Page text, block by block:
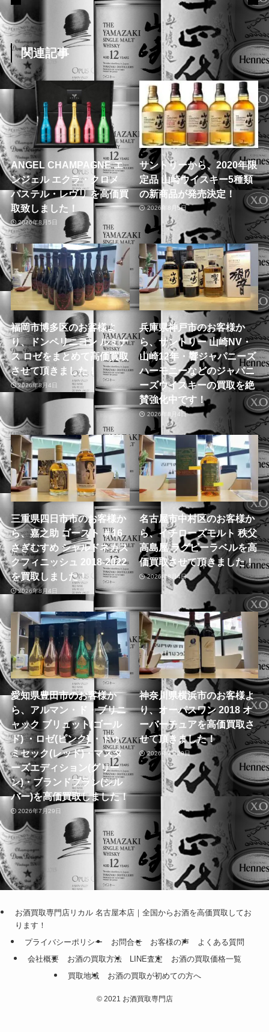
関連記事
ANGEL CHAMPAGNE エ
ンジェル エクラ・クロメ
パステル・レヴリ を高価買
取致しました！
2026年8月5日
サントリーから、2020年限
定品 山崎ウイスキー5種類
の新商品が発売決定！
2026年8月5日
福岡市博多区のお客様よ
り、ドンペリニヨン ルミナ
ス ロゼをまとめて高価買取
させて頂きました！
2026年8月4日
兵庫県神戸市のお客様か
ら、サントリー 山崎NV・
山崎12年・響ジャパニーズ
ハーモニーなどのジャパニ
ーズウイスキーの買取を絶
賛強化中です！
2026年8月4日
三重県四日市市のお客様か
ら、嘉之助 ゴースト ＃16
さぎむすめ シャルドネカス
クフィニッシュ 2018-2022
を買取しました！
2026年8月4日
名古屋市中村区のお客様か
ら、イチローズモルト 秩父
高島屋 ラグビーラベルを高
価買取させて頂きました！
2026年8月4日
愛知県豊田市のお客様か
ら、アルマン・ド・ブリニ
ャック ブリュット(ゴール
ド) ・ロゼ(ピンク) ・ドゥ
ミセック(レッド)・マスタ
ーズエディション(グリー
ン)・ブランドブラン(シル
バー)を高価買取しました！
2026年7月29日
神奈川県横浜市のお客様よ
り、オーパスワン 2018 オ
ーバーチュアを高価買取さ
せて頂きました！
2026年7月29日
お酒買取専門店リカル 名古屋本店｜全国からお酒を高価買取してお
ります！
プライバシーポリシー
お問合せ お客様の声
よくある質問
会社概要
お酒の買取方法 LINE査定
お酒の買取価格一覧
買取地域
お酒の買取が初めての方へ
©2021 お酒買取専門店